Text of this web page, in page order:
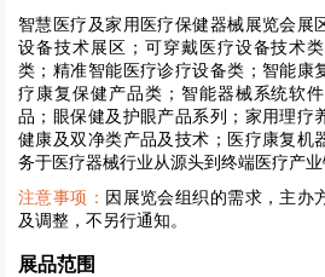
智慧医疗及家用医疗保健器械展览会展
设备技术展区；可穿戴医疗设备技术
类；精准智能医疗诊疗设备类；智能康
疗康复保健产品类；智能器械系统软
品；眼保健及护眼产品系列；家用理疗
健康及双净类产品及技术；医疗康复机
务于医疗器械行业从源头到终端医疗产业
注意事项： 因展览会组织的需求，主办
及调整，不另行通知。
展品范围